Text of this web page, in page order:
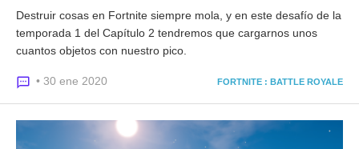
Destruir cosas en Fortnite siempre mola, y en este desafío de la
temporada 1 del Capítulo 2 tendremos que cargarnos unos
cuantos objetos con nuestro pico.
• 30 ene 2020 FORTNITE : BATTLE ROYALE